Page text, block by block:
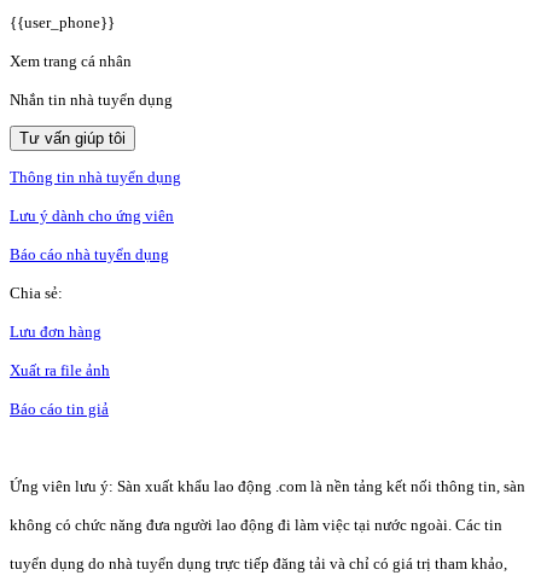
{{user_phone}}
Xem trang cá nhân
Nhắn tin nhà tuyển dụng
Tư vấn giúp tôi
Thông tin nhà tuyển dụng
Lưu ý dành cho ứng viên
Báo cáo nhà tuyển dụng
Chia sẻ:
Lưu đơn hàng
Xuất ra file ảnh
Báo cáo tin giả
Ứng viên lưu ý: Sàn xuất khẩu lao động .com là nền tảng kết nối thông tin, sàn
không có chức năng đưa người lao động đi làm việc tại nước ngoài. Các tin
tuyển dụng do nhà tuyển dụng trực tiếp đăng tải và chỉ có giá trị tham khảo,